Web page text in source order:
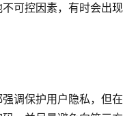
可控因素，有时会出
调保护用户隐私，但